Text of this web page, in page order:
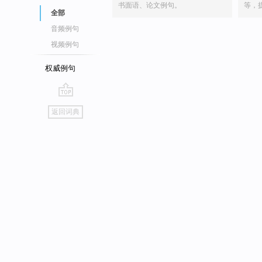
全部
音频例句
视频例句
权威例句
go
top
返回词典
书面语、论文例句。 等，